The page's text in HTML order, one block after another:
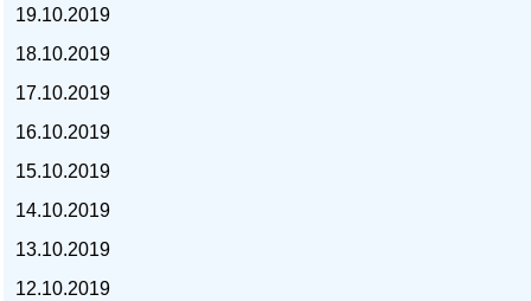
19.10.2019
18.10.2019
17.10.2019
16.10.2019
15.10.2019
14.10.2019
13.10.2019
12.10.2019